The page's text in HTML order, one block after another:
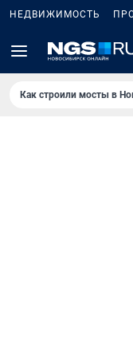
НЕДВИЖИМОСТЬ
Как строили мосты в